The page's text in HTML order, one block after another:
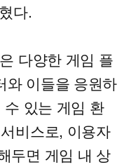
다.
다양한 게임 플
와 이들을 응원하
있는 게임 환
비스로, 이용자
두면 게임 내 상